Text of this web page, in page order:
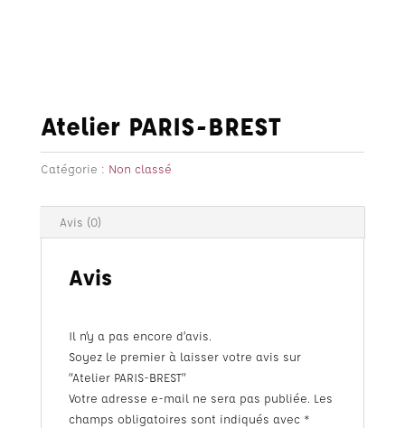
Atelier PARIS-BREST
Catégorie : Non classé
Avis (0)
Avis
Il n’y a pas encore d’avis.
Soyez le premier à laisser votre avis sur
“Atelier PARIS-BREST”
Votre adresse e-mail ne sera pas publiée. Les
champs obligatoires sont indiqués avec *